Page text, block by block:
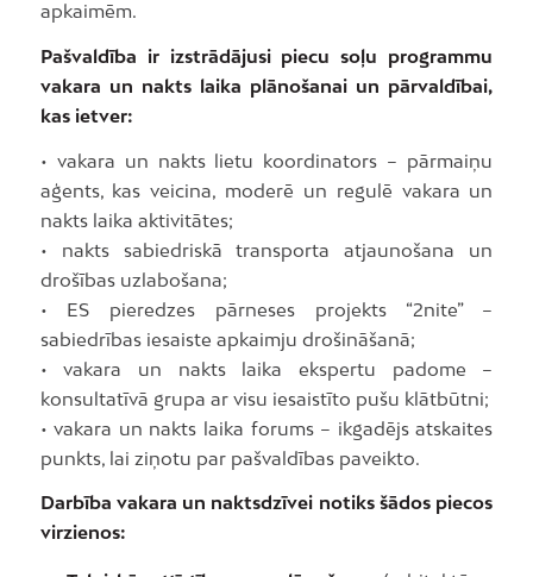
apkaimēm.
Pašvaldība ir izstrādājusi piecu soļu programmu
vakara un nakts laika plānošanai un pārvaldībai,
kas ietver:
• vakara un nakts lietu koordinators – pārmaiņu
aģents, kas veicina, moderē un regulē vakara un
nakts laika aktivitātes;
• nakts sabiedriskā transporta atjaunošana un
drošības uzlabošana;
• ES pieredzes pārneses projekts “2nite” –
sabiedrības iesaiste apkaimju drošināšanā;
• vakara un nakts laika ekspertu padome –
konsultatīvā grupa ar visu iesaistīto pušu klātbūtni;
• vakara un nakts laika forums – ikgadējs atskaites
punkts, lai ziņotu par pašvaldības paveikto.
Darbība vakara un naktsdzīvei notiks šādos piecos
virzienos: